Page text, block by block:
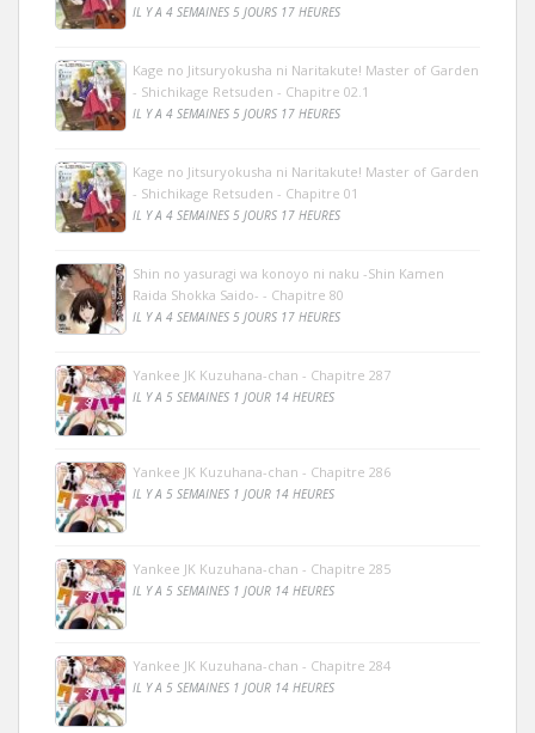
IL Y A 4 SEMAINES 5 JOURS 17 HEURES
Kage no Jitsuryokusha ni Naritakute! Master of Garden
- Shichikage Retsuden - Chapitre 02.1
IL Y A 4 SEMAINES 5 JOURS 17 HEURES
Kage no Jitsuryokusha ni Naritakute! Master of Garden
- Shichikage Retsuden - Chapitre 01
IL Y A 4 SEMAINES 5 JOURS 17 HEURES
Shin no yasuragi wa konoyo ni naku -Shin Kamen
Raida Shokka Saido- - Chapitre 80
IL Y A 4 SEMAINES 5 JOURS 17 HEURES
Yankee JK Kuzuhana-chan - Chapitre 287
IL Y A 5 SEMAINES 1 JOUR 14 HEURES
Yankee JK Kuzuhana-chan - Chapitre 286
IL Y A 5 SEMAINES 1 JOUR 14 HEURES
Yankee JK Kuzuhana-chan - Chapitre 285
IL Y A 5 SEMAINES 1 JOUR 14 HEURES
Yankee JK Kuzuhana-chan - Chapitre 284
IL Y A 5 SEMAINES 1 JOUR 14 HEURES